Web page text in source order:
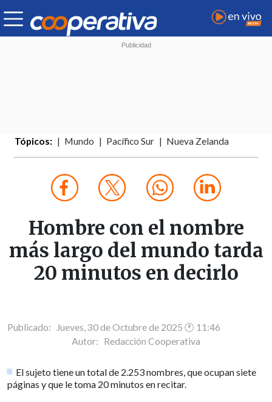
Tópicos: Mundo Pacífico Sur Nueva Zelanda
Hombre con el nombre
más largo del mundo tarda
20 minutos en decirlo
Publicado: Jueves, 30 de Octubre de 2025 🕐 11:46
Autor: Redacción Cooperativa
El sujeto tiene un total de 2.253 nombres, que ocupan siete
páginas y que le toma 20 minutos en recitar.